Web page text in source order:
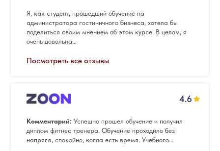
Я, как студент, прошедший обучение на
администратора гостиничного бизнеса, хотела бы
поделиться своим мнением об этом курсе. В целом, я
очень довольна...
Комментарий: Успешно прошел обучение и получил
диплом фитнес тренера. Обучение проходило без
напряга, спокойно, когда есть время. Учебного...
Посмотреть все отзывы
4.6